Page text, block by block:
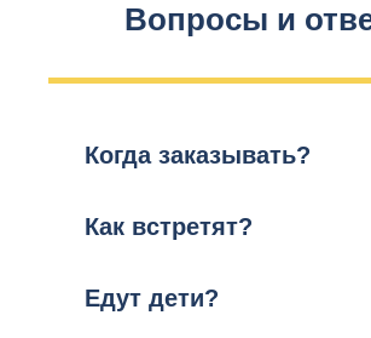
Вопросы и
Когда заказывать?
Как встретят?
Едут дети?